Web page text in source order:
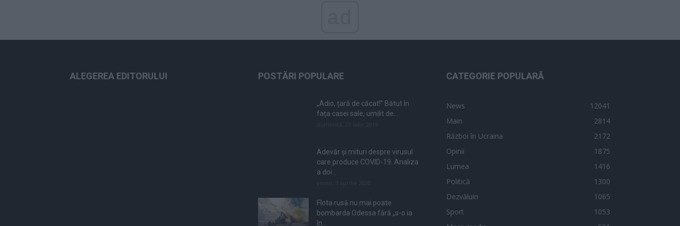
ALEGEREA EDITORULUI POSTĂRI POPULARE
„Adio, țară de căcat!” Bătut în
fața casei sale, umilit de...
Adevăr și mituri despre virusul
care produce COVID-19. Analiza
a doi...
Flota rusă nu mai poate
bombarda Odessa fără „s-o ia
în...
CATEGORIE POPULARĂ
News
12041
Main
2814
Război în Ucraina
2172
Opinii
1875
Lumea
1416
Politică
1300
Dezvăluiri
1065
Sport
1053